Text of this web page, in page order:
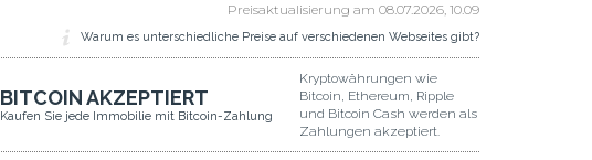
Preisaktualisierung am 08.07.2026, 10.09
Warum es unterschiedliche Preise auf verschiedenen Webseites gibt?
BITCOIN AKZEPTIERT
Kaufen Sie jede Immobilie mit Bitcoin-Zahlung
Kryptowährungen wie
Bitcoin, Ethereum, Ripple
und Bitcoin Cash werden als
Zahlungen akzeptiert.